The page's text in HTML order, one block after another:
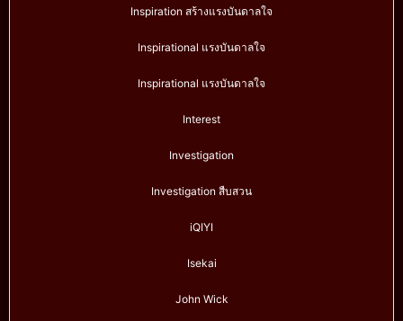
Inspiration สร้างแรงบันดาลใจ
Inspirational แรงบันดาลใจ
Inspirational แรงบันดาลใจ
Interest
Investigation
Investigation สืบสวน
iQIYI
Isekai
John Wick